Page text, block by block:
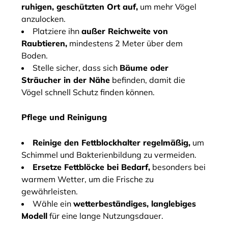
ruhigen, geschützten Ort auf, um mehr Vögel
anzulocken.
Platziere ihn außer Reichweite von
Raubtieren, mindestens 2 Meter über dem
Boden.
Stelle sicher, dass sich Bäume oder
Sträucher in der Nähe befinden, damit die
Vögel schnell Schutz finden können.
Pflege und Reinigung
Reinige den Fettblockhalter regelmäßig, um
Schimmel und Bakterienbildung zu vermeiden.
Ersetze Fettblöcke bei Bedarf, besonders bei
warmem Wetter, um die Frische zu
gewährleisten.
Wähle ein wetterbeständiges, langlebiges
Modell für eine lange Nutzungsdauer.